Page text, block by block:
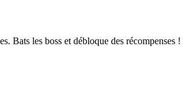
Bats les boss et débloque des récompenses !